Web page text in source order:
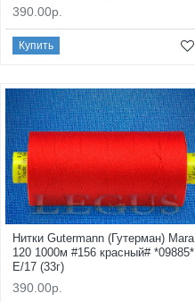
390.00р.
Купить
Нитки Gutermann (Гутерман) Mara
120 1000м #156 красный# *09885*
E/17 (33г)
390.00р.